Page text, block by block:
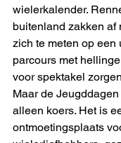
wielerkalender.
buitenland zakken af
zich te meten op een
parcours met
voor spektakel
Maar de
alleen koers. Het is
ontmoetingsplaats